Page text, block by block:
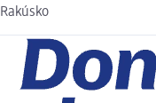
Rakúsko